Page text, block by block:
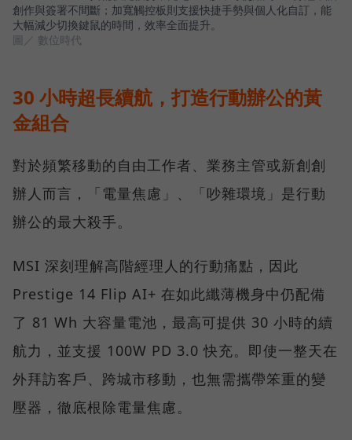
創作與簽署不間斷；加寬觸控板則支援快捷手勢與個人化自訂，能
大幅減少切換鍵鼠的時間，效率全面提升。
圖／ 數位時代
30 小時超長續航，打造行動辦公的黃
金組合
對於頻繁移動的自由工作者、業務主管或新創創
辦人而言，「電量焦慮」、「吵雜環境」是行動
辦公的最大殺手。
MSI 深刻理解高階經理人的行動痛點，因此
Prestige 14 Flip AI+ 在如此纖薄機身中仍配備
了 81 Wh 大容量電池，最高可提供 30 小時的續
航力，並支援 100W PD 3.0 快充。即使一整天在
外拜訪客戶、跨城市移動，也無需攜帶笨重的變
壓器，徹底根除電量焦慮。